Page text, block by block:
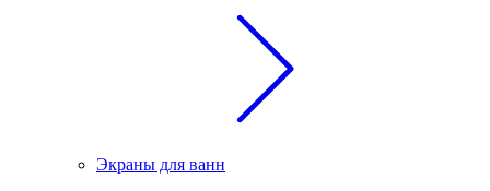
Экраны для ванн